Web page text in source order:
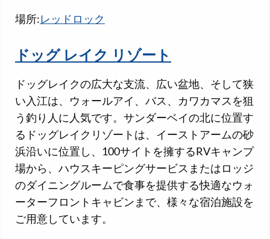
場所:レッドロック
ドッグ レイク リゾート
ドッグレイクの広大な支流、広い盆地、そして狭
い入江は、ウォールアイ、バス、カワカマスを狙
う釣り人に人気です。サンダーベイの北に位置す
るドッグレイクリゾートは、イーストアームの砂
浜沿いに位置し、100サイトを擁するRVキャンプ
場から、ハウスキーピングサービスまたはロッジ
のダイニングルームで食事を提供する快適なウォ
ーターフロントキャビンまで、様々な宿泊施設を
ご用意しています。